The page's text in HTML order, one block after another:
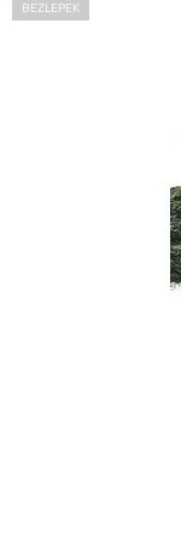
BEZLEPEK